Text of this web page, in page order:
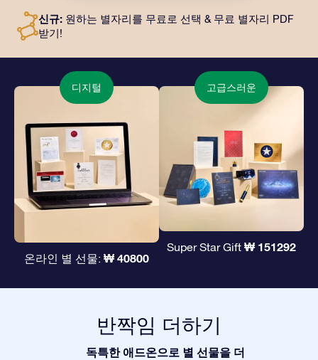
신규: 원하는 별자리를 무료로 선택 & 무료 별자리 PDF
받기!
디지털
온라인 별 선물: ₩ 40800
고급스러운
Super Star Gift ₩ 151292
반짝임 더하기
독특한 애드온으로 별 선물을 더